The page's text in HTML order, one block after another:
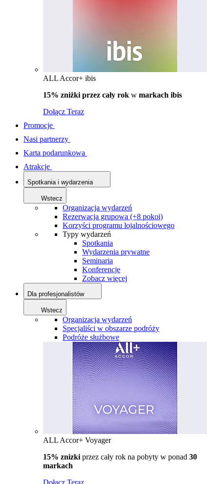
ALL Accor+ ibis
15% zniżki przez cały rok w markach ibis
Dołącz Teraz
Promocje
Nasi partnerzy
Karta podarunkowa
Atrakcje
Spotkania i wydarzenia
Wstecz
Organizacja wydarzeń
Rezerwacja grupowa (+8 pokoi)
Korzyści programu lojalnościowego
Typy wydarzeń
Spotkania
Wydarzenia prywatne
Seminaria
Konferencje
Zobacz więcej
Dla profesjonalistów
Wstecz
Organizacja wydarzeń
Specjaliści w obszarze podróży
Podróże służbowe
ALL Accor+ Voyager
15% znizki przez cały rok na pobyty w ponad 30
markach
Dołącz Teraz